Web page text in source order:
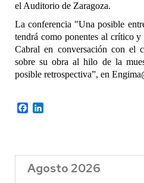
el Auditorio de Zaragoza.
La conferencia "Una posible
tendrá como ponentes al crítico
Cabral en conversación con el
sobre su obra al hilo de la
posible retrospectiva”, en
Facebook
Agosto 2026